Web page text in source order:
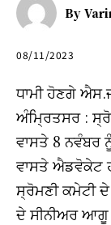
By
08/11/2023
ਧਾਮੀ ਹੋਣਗੇ
ਅੰਮਿ੍ਰਤਸਰ :
ਵਾਸਤੇ 8 ਨਵੰਬਰ
ਵਾਸਤੇ ਐਡਵੋਕੇਟ
ਸ੍ਰੋਮਣੀ ਕਮੇਟੀ
ਦੇ ਸੀਨੀਅਰ ਆਗੂ